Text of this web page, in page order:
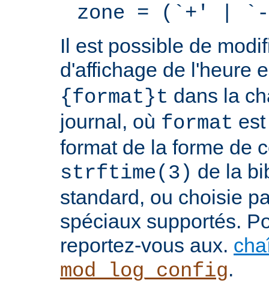
zone = (`+' |
Il est possible de
d'affichage de l'heure
{format}t dans la
journal, où format
format de la forme de
strftime(3) de la
standard, ou choisie
spéciaux supportés.
reportez-vous aux.
mod_log_config.